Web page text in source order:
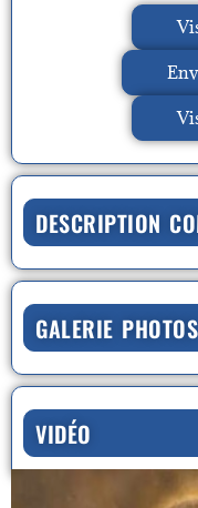
DESCRIPTION
GALERIE PHOTOS
VIDÉO